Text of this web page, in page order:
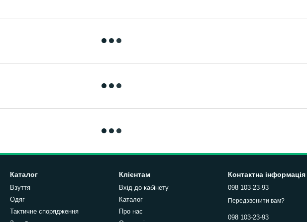
Каталог
Взуття
Одяг
Тактичне спорядження
Клієнтам
Вхід до кабінету
Каталог
Про нас
Контактна інформація
098 103-23-93
Передзвонити вам?
098 103-23-93